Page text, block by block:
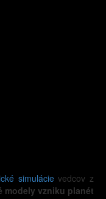
simulácievedcov z
modely vzniku planét